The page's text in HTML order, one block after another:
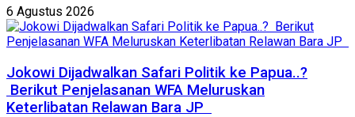
6 Agustus 2026
Jokowi Dijadwalkan Safari Politik ke Papua..?
Berikut Penjelasanan WFA Meluruskan
Keterlibatan Relawan Bara JP